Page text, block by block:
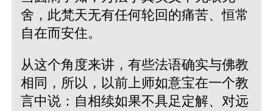
舍，此梵天无有任何轮回的痛苦、恒常
自在而安住。
从这个角度来讲，有些法语确实与佛教
相同，所以，以前上师如意宝在一个教
言中说：自相续如果不具足定解、对远